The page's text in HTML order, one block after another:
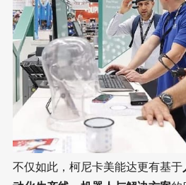
不仅如此，柯尼卡美能达更有基于